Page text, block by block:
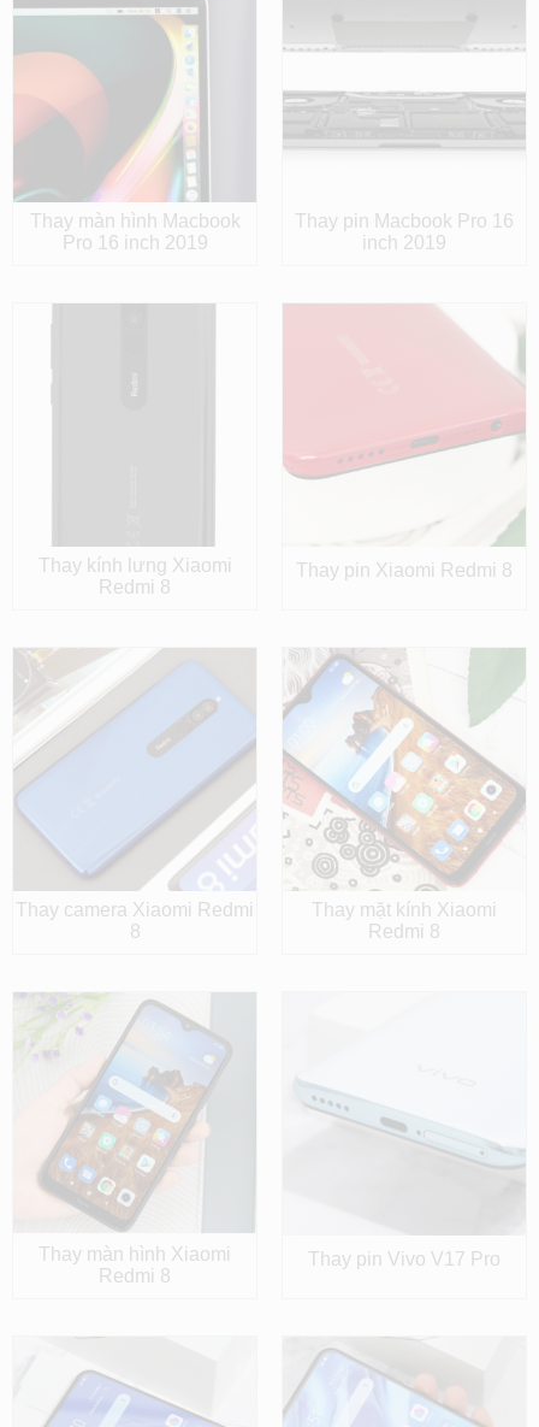
Thay màn hình Macbook
Pro 16 inch 2019
Thay pin Macbook Pro 16
inch 2019
Thay kính lưng Xiaomi
Redmi 8
Thay pin Xiaomi Redmi 8
Thay camera Xiaomi Redmi
8
Thay mặt kính Xiaomi
Redmi 8
Thay màn hình Xiaomi
Redmi 8
Thay pin Vivo V17 Pro